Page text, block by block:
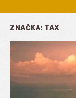
ZNAČKA: TAX